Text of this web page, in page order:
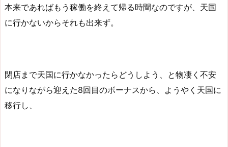
本来であればもう稼働を終えて帰る時間なのですが、天国
に行かないからそれも出来ず。
閉店まで天国に行かなかったらどうしよう、と物凄く不安
になりながら迎えた8回目のボーナスから、ようやく天国に
移行し、